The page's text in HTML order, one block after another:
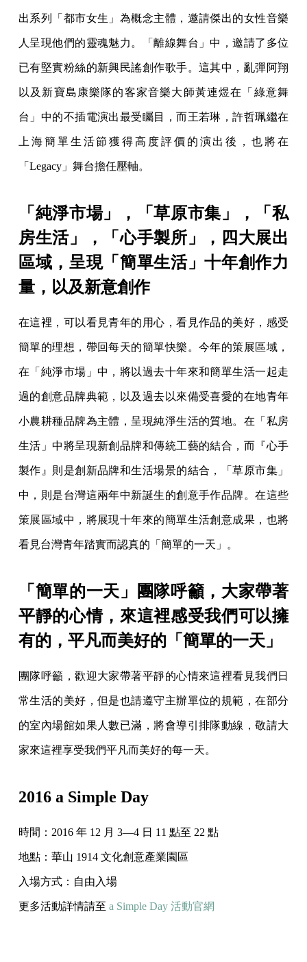
出系列「都市女生」為概念主體，邀請傑出的女性音樂
人呈現他們的靈魂魅力。「離線舞台」中，邀請了多位
已有堅實粉絲的新興民謠創作歌手。這其中，亂彈阿翔
以及新寶島康樂隊的客家音樂大師黃連煜在「綠意舞
台」中的不插電演出最受矚目，而王若琳，許哲珮繼在
上海簡單生活節獲得高度評價的演出後，也將在
「Legacy」舞台擔任壓軸。
「純淨市場」，「草原市集」，「私
房生活」，「心手製所」，四大展出
區域，呈現「簡單生活」十年創作力
量，以及新意創作
在這裡，可以看見青年的用心，看見作品的美好，感受
簡單的理想，帶回每天的簡單快樂。今年的策展區域，
在「純淨市場」中，將以過去十年來和簡單生活一起走
過的創意品牌典範，以及過去以來備受喜愛的在地青年
小農耕種品牌為主體，呈現純淨生活的質地。在「私房
生活」中將呈現新創品牌和傳統工藝的結合，而『心手
製作』則是創新品牌和生活場景的結合，「草原市集」
中，則是台灣這兩年中新誕生的創意手作品牌。在這些
策展區域中，將展現十年來的簡單生活創意成果，也將
看見台灣青年踏實而認真的「簡單的一天」。
「簡單的一天」團隊呼籲，大家帶著
平靜的心情，來這裡感受我們可以擁
有的，平凡而美好的「簡單的一天」
團隊呼籲，歡迎大家帶著平靜的心情來這裡看見我們日
常生活的美好，但是也請遵守主辦單位的規範，在部分
的室內場館如果人數已滿，將會導引排隊動線，敬請大
家來這裡享受我們平凡而美好的每一天。
2016 a Simple Day
時間：2016 年 12 月 3—4 日 11 點至 22 點
地點：華山 1914 文化創意產業園區
入場方式：自由入場
更多活動詳情請至 a Simple Day 活動官網